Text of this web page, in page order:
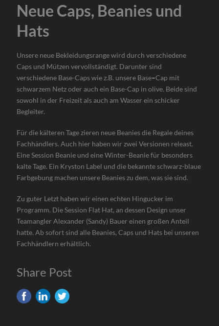
Neue Caps, Beanies und
Hats
Unsere neue Bekleidungsrange wird durch verschiedene
Caps und Mützen vervollständigt. Darunter sind
verschiedene Base-Caps wie z.B. unsere Base–Cap mit
schwarzem Netz oder auch ein Base-Cap in olive. Beide sind
sowohl in der Freizeit als auch am Wasser ein schicker
Begleiter.
Für die kälteren Tage zieren neue Beanies die Regale deines
Fachhändlers. Auch hier haben wir zwei Versionen releast.
Eine Session Beanie und eine Winter-Beanie für besonders
kalte Tage. Ein Kryston Label und die bekannte schwarz-blaue
Farbgebung machen unsere Beanies zu dem, was sie sind.
Zu guter Letzt haben wir einen echten Hingucker im
Programm. Die Session Flat Hat, an dessen Design unser
Teamangler Alexander (Sandy) Bauer einen großen Anteil
hatte. Ab sofort sind alle Beanies, Caps und Hats bei unseren
Fachhändlern erhältlich.
Share Post